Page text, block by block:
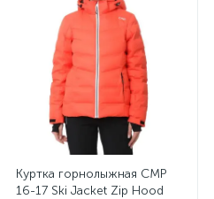
Куртка горнолыжная CMP
16-17 Ski Jacket Zip Hood